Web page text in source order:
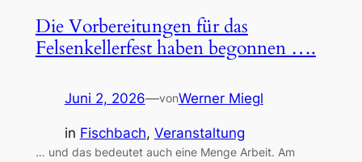
Die Vorbereitungen für das
Felsenkellerfest haben begonnen ….
Juni 2, 2026—vonWerner Miegl
in Fischbach, Veranstaltung
… und das bedeutet auch eine Menge Arbeit. Am